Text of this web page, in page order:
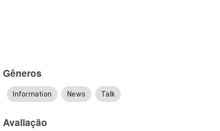
Gêneros
Information News Talk
Avaliação